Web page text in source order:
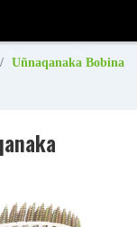
/ Uñnaqanaka Bobina